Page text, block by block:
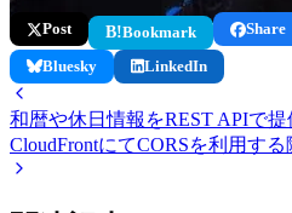
Post B!Bookmark Share
Bluesky LinkedIn
和暦や休日情報をREST APIで
CloudFrontにてCORSを利用す